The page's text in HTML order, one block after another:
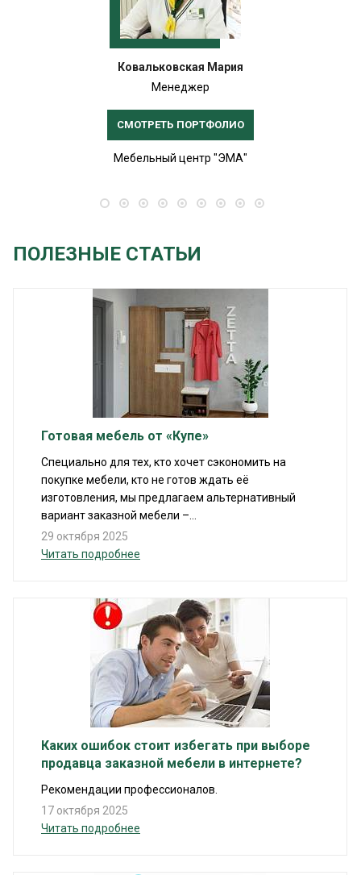
Ковальковская Мария
Менеджер
СМОТРЕТЬ ПОРТФОЛИО
Мебельный центр "ЭМА"
ПОЛЕЗНЫЕ СТАТЬИ
Готовая мебель от «Купе»
Специально для тех, кто хочет сэкономить на
покупке мебели, кто не готов ждать её
изготовления, мы предлагаем альтернативный
вариант заказной мебели –...
29 октября 2025
Читать подробнее
Каких ошибок стоит избегать при выборе
продавца заказной мебели в интернете?
Рекомендации профессионалов.
17 октября 2025
Читать подробнее